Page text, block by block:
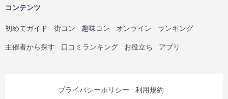
コンテンツ
初めてガイド 街コン 趣味コン オンライン ランキング
主催者から探す 口コミランキング お役立ち アプリ
プライバシーポリシー 利用規約